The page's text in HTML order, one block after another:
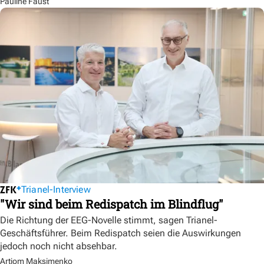
Trianel-Interview
"Wir sind beim Redispatch im Blindflug"
Die Richtung der EEG-Novelle stimmt, sagen Trianel-
Geschäftsführer. Beim Redispatch seien die Auswirkungen
jedoch noch nicht absehbar.
Artjom Maksimenko